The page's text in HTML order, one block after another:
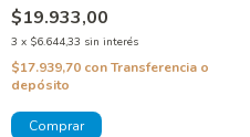
$19.933,00
3 x $6.644,33 sin interés
$17.939,70 conTransferencia o
depósito